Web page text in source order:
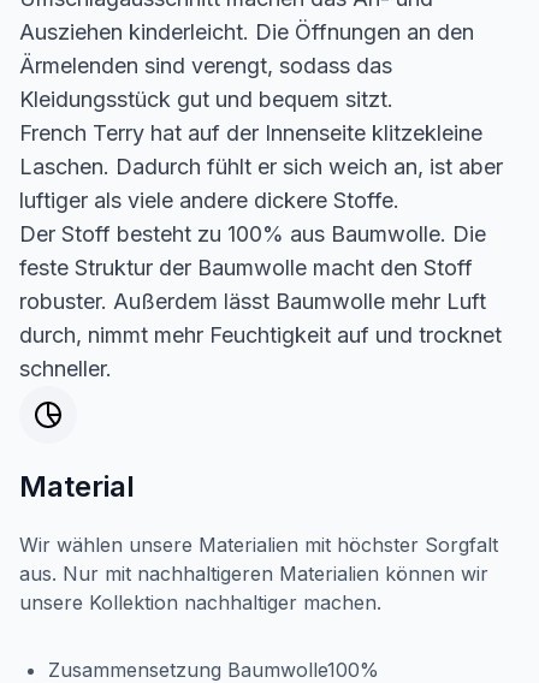
Ausziehen kinderleicht. Die Öffnungen an den
Ärmelenden sind verengt, sodass das
Kleidungsstück gut und bequem sitzt.
French Terry hat auf der Innenseite klitzekleine
Laschen. Dadurch fühlt er sich weich an, ist aber
luftiger als viele andere dickere Stoffe.
Der Stoff besteht zu 100% aus Baumwolle. Die
feste Struktur der Baumwolle macht den Stoff
robuster. Außerdem lässt Baumwolle mehr Luft
durch, nimmt mehr Feuchtigkeit auf und trocknet
schneller.
Material
Wir wählen unsere Materialien mit höchster Sorgfalt
aus. Nur mit nachhaltigeren Materialien können wir
unsere Kollektion nachhaltiger machen.
Zusammensetzung Baumwolle100%